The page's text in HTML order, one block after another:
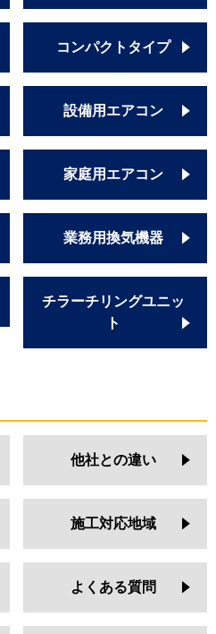
コンパクトタイプ
設備用エアコン
家庭用エアコン
業務用換気機器
チラーチリングユニッ
ト
他社との違い
施工対応地域
よくある質問